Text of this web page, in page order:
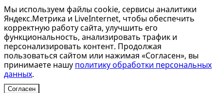
Мы используем файлы cookie, сервисы аналитики
Яндекс.Метрика и LiveInternet, чтобы обеспечить
корректную работу сайта, улучшить его
функциональность, анализировать трафик и
персонализировать контент. Продолжая
пользоваться сайтом или нажимая «Согласен», вы
принимаете нашу политику обработки персональных
данных.
Согласен